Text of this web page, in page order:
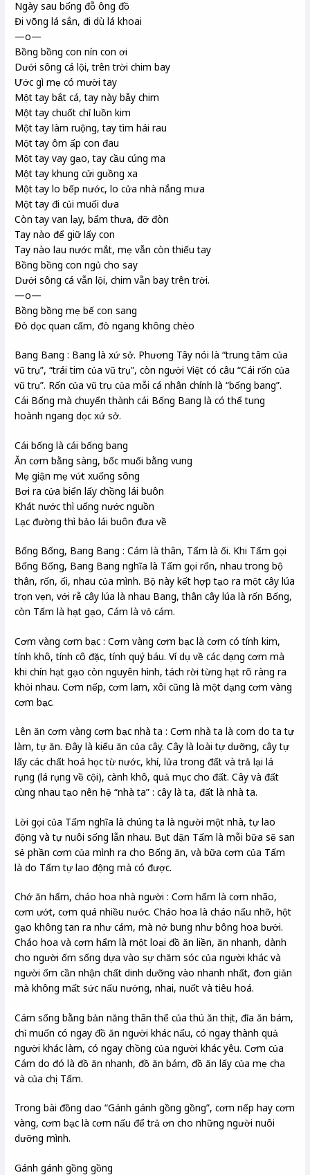
Ngày sau bống đỗ ông đồ
Đi võng lá sắn, đi dù lá khoai
—o—
Bồng bồng con nín con ơi
Dưới sông cá lội, trên trời chim bay
Ước gì mẹ có mười tay
Một tay bắt cá, tay này bẫy chim
Một tay chuốt chỉ luồn kim
Một tay làm ruộng, tay tìm hái rau
Một tay ôm ấp con đau
Một tay vay gạo, tay cầu cúng ma
Một tay khung cửi guồng xa
Một tay lo bếp nước, lo cửa nhà nắng mưa
Một tay đi củi muối dưa
Còn tay van lạy, bẩm thưa, đỡ đòn
Tay nào để giữ lấy con
Tay nào lau nước mắt, mẹ vẫn còn thiếu tay
Bồng bồng con ngủ cho say
Dưới sông cá vẫn lội, chim vẫn bay trên trời.
—o—
Bồng bồng mẹ bế con sang
Đò dọc quan cấm, đò ngang không chèo
Bang Bang : Bang là xứ sở. Phương Tây nói là “trung tâm của
vũ trụ”, “trái tim của vũ trụ”, còn người Việt có câu “Cái rốn của
vũ trụ”. Rốn của vũ trụ của mỗi cá nhân chính là “bống bang”.
Cái Bống mà chuyển thành cái Bống Bang là có thể tung
hoành ngang dọc xứ sở.
Cái bống là cái bống bang
Ăn cơm bằng sàng, bốc muối bằng vung
Mẹ giận mẹ vứt xuống sông
Bơi ra cửa biển lấy chồng lái buôn
Khát nước thì uống nước nguồn
Lạc đường thì bảo lái buôn đưa về
Bống Bống, Bang Bang : Cám là thân, Tấm là ối. Khi Tấm gọi
Bống Bống, Bang Bang nghĩa là Tấm gọi rốn, nhau trong bộ
thân, rốn, ối, nhau của mình. Bộ này kết hợp tạo ra một cây lúa
trọn vẹn, với rễ cây lúa là nhau Bang, thân cây lúa là rốn Bống,
còn Tấm là hạt gạo, Cám là vỏ cám.
Cơm vàng cơm bạc : Cơm vàng cơm bạc là cơm có tính kim,
tính khô, tính cô đặc, tính quý báu. Ví dụ về các dạng cơm mà
khi chín hạt gạo còn nguyên hình, tách rời từng hạt rõ ràng ra
khỏi nhau. Cơm nếp, cơm lam, xôi cũng là một dạng cơm vàng
cơm bạc.
Lên ăn cơm vàng cơm bạc nhà ta : Cơm nhà ta là com do ta tự
làm, tự ăn. Đây là kiểu ăn của cây. Cây là loài tự dưỡng, cây tự
lấy các chất hoá học từ nước, khí, lửa trong đất và trả lại lá
rụng (lá rụng về cội), cành khô, quả mục cho đất. Cây và đất
cùng nhau tạo nên hệ “nhà ta” : cây là ta, đất là nhà ta.
Lời gọi của Tấm nghĩa là chúng ta là người một nhà, tự lao
động và tự nuôi sống lẫn nhau. Bụt dặn Tấm là mỗi bữa sẽ san
sẻ phần cơm của mình ra cho Bống ăn, và bữa cơm của Tấm
là do Tấm tự lao động mà có được.
Chớ ăn hẩm, cháo hoa nhà người : Cơm hẩm là cơm nhão,
cơm ướt, cơm quá nhiều nước. Cháo hoa là cháo nấu nhỡ, hột
gạo không tan ra như cám, mà nở bung như bông hoa bưởi.
Cháo hoa và cơm hẩm là một loại đồ ăn liền, ăn nhanh, dành
cho người ốm sống dựa vào sự chăm sóc của người khác và
người ốm cần nhận chất dinh dưỡng vào nhanh nhất, đơn giản
mà không mất sức nấu nướng, nhai, nuốt và tiêu hoá.
Cám sống bằng bản năng thân thể của thú ăn thịt, đỉa ăn bám,
chỉ muốn có ngay đồ ăn người khác nấu, có ngay thành quả
người khác làm, có ngay chồng của người khác yêu. Cơm của
Cám do đó là đồ ăn nhanh, đồ ăn bám, đồ ăn lấy của mẹ cha
và của chị Tấm.
Trong bài đồng dao “Gánh gánh gồng gồng”, cơm nếp hay cơm
vàng, cơm bạc là cơm nấu để trả ơn cho những người nuôi
dưỡng mình.
Gánh gánh gồng gồng